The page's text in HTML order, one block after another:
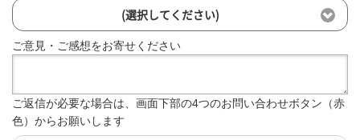
(選択してください)
ご意見・ご感想をお寄せください
ご返信が必要な場合は、画面下部の4つのお問い合わせボタン（赤
色）からお願いします